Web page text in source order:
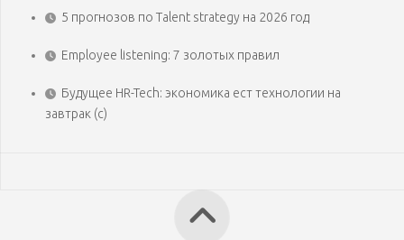
5 прогнозов по Talent strategy на 2026 год
Employee listening: 7 золотых правил
Будущее HR-Tech: экономика ест технологии на
завтрак (с)